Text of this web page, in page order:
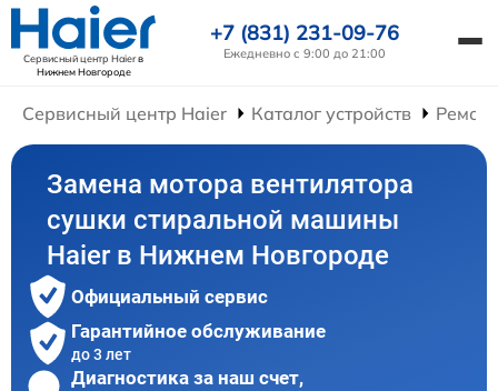
Сервисный центр Haierв
Нижнем Новгороде
+7 (831) 231-09-76
Ежедневно с 9:00 до 21:00
Сервисный центр Haier Каталог устройств
Замена мотора вентилятора
сушки стиральной машины
Haier в Нижнем Новгороде
Официальный сервис
Гарантийное обслуживание
до 3 лет
Диагностика за наш счет,